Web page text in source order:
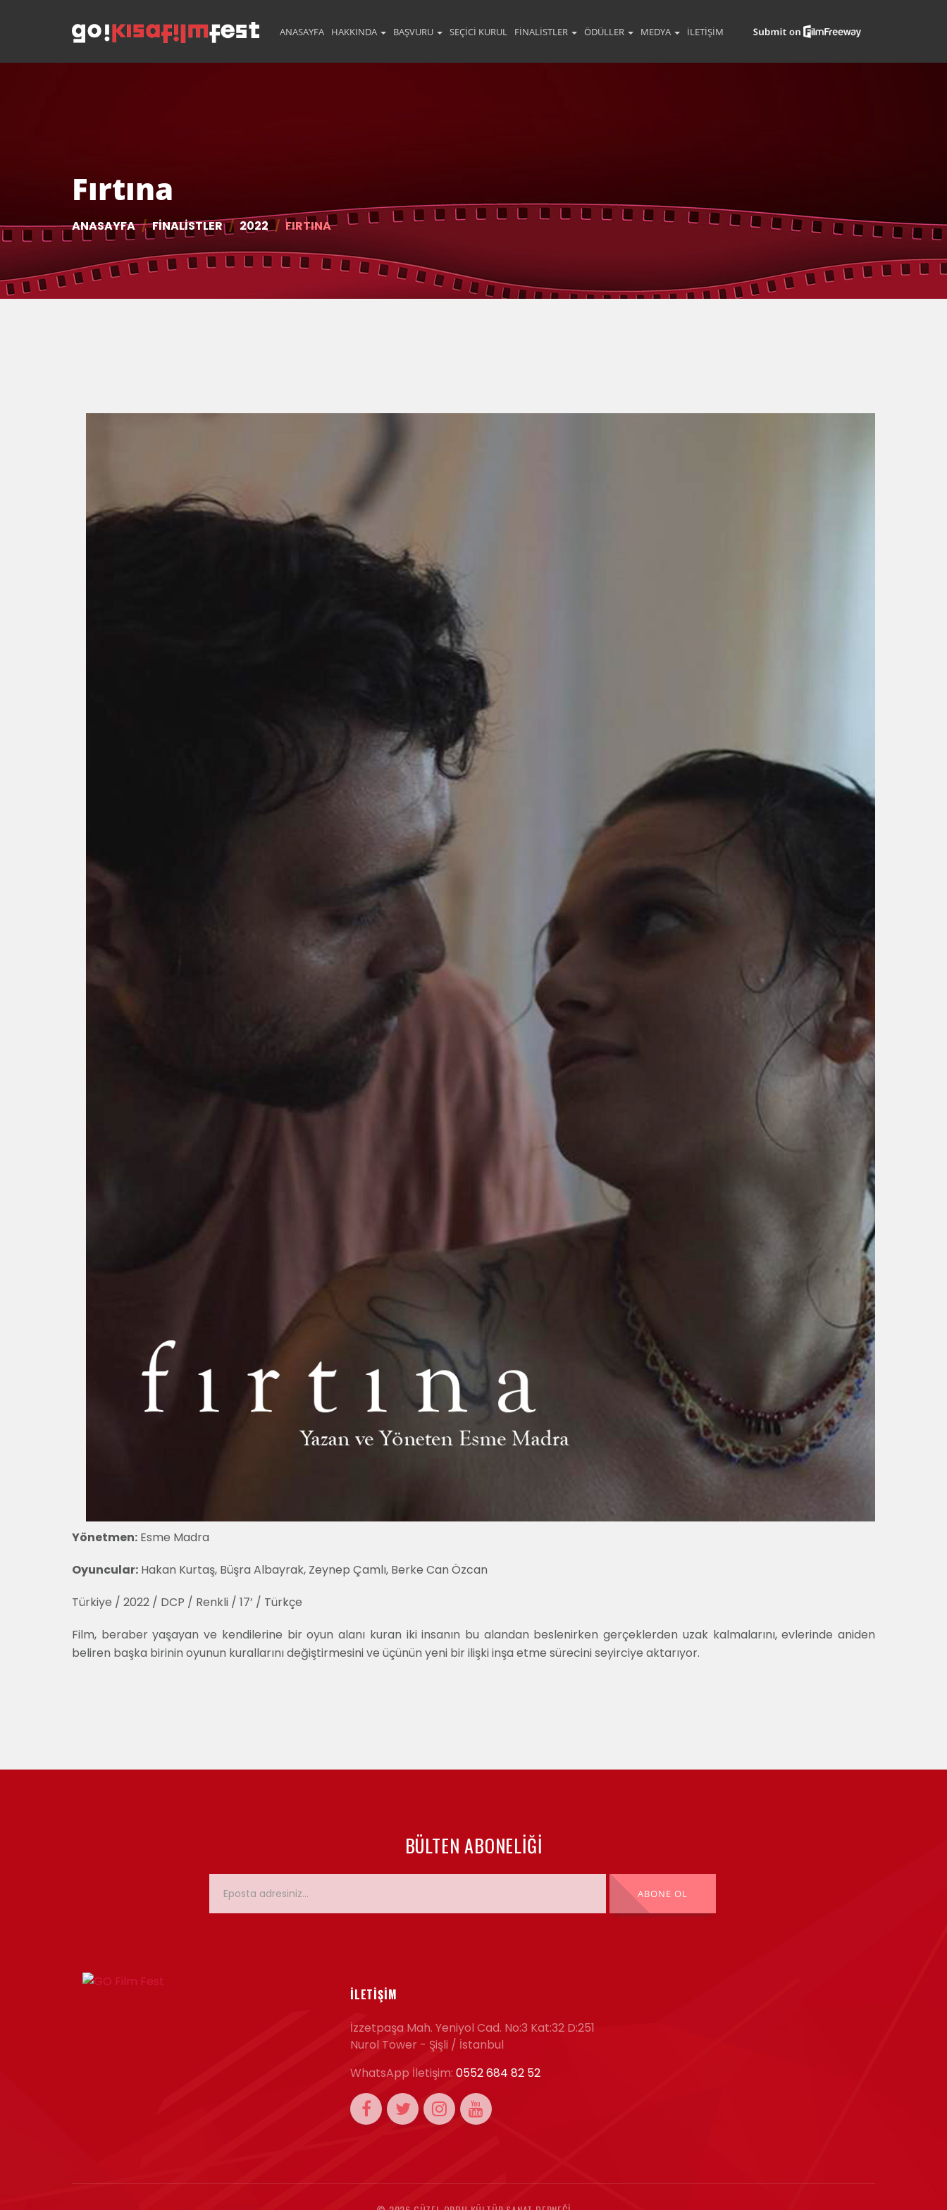
ANASAYFA HAKKINDA BAŞVURU SEÇICI KURUL FINALISTLER ÖDÜLLER MEDYA İLETIŞIM
Fırtına
ANASAYFA FINALISTLER 2022 FIRTINA
Yönetmen: Esme Madra
Oyuncular: Hakan Kurtaş, Büşra Albayrak, Zeynep Çamlı, Berke Can Özcan
Türkiye / 2022 / DCP / Renkli / 17’ / Türkçe
Film, beraber yaşayan ve kendilerine bir oyun alanı kuran iki insanın bu alandan beslenirken gerçeklerden uzak kalmalarını, evlerinde aniden
beliren başka birinin oyunun kurallarını değiştirmesini ve üçünün yeni bir ilişki inşa etme sürecini seyirciye aktarıyor.
BÜLTEN ABONELIĞI
ABONE OL
İLETIŞIM
İzzetpaşa Mah. Yeniyol Cad. No:3 Kat:32 D:251
Nurol Tower - Şişli / İstanbul
WhatsApp İletişim: 0552 684 82 52